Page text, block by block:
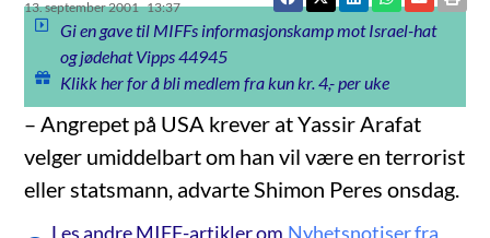
13. september 2001 13:37
Gi en gave til MIFFs informasjonskamp mot Israel-hat
og jødehat Vipps 44945
Klikk her for å bli medlem fra kun kr. 4,- per uke
– Angrepet på USA krever at Yassir Arafat
velger umiddelbart om han vil være en terrorist
eller statsmann, advarte Shimon Peres onsdag.
Les andre MIFF-artikler om Nyhetsnotiser fra